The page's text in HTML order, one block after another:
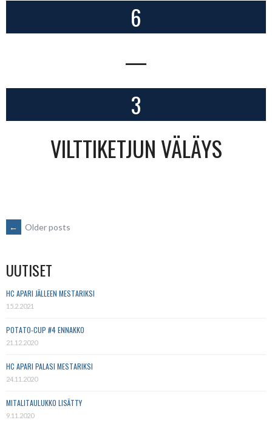
6
—
3
VILTTIKETJUN VÄLÄYS
POSTS
NAVIGATION
← Older posts
UUTISET
HC APARI JÄLLEEN MESTARIKSI
15.2.2021
POTATO-CUP #4 ENNAKKO
21.12.2020
HC APARI PALASI MESTARIKSI
24.11.2020
MITALITAULUKKO LISÄTTY
9.11.2020